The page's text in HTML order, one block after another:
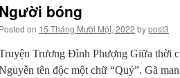
Người bóng
Posted on 15 Tháng Mười Một, 2022 bypost3
Trương Đình Phượng Giữa thời
tên độc một chữ “Quỷ”. Gã